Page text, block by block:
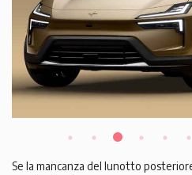
Se la mancanza del lunotto